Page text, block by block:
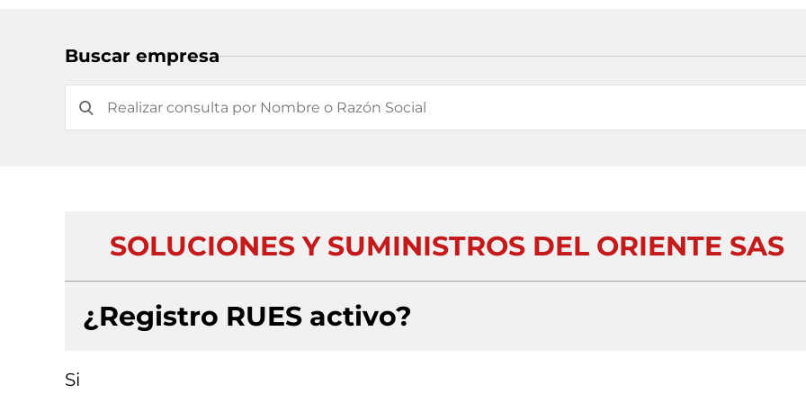
Buscar empresa
SOLUCIONES Y SUMINISTROS DEL ORIENTE SAS
¿Registro RUES activo?
Si